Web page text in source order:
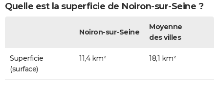
Quelle est la superficie de Noiron-sur-Seine ?
Noiron-sur-Seine
Moyenne
des villes
Superficie
(surface)
11,4 km² 18,1 km²